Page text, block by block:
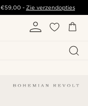
€59,00- Zie verzendopties